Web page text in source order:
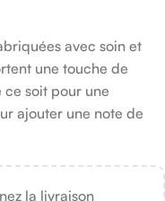
avec soin et
une touche de
soit pour une
ajouter une note de
la livraison